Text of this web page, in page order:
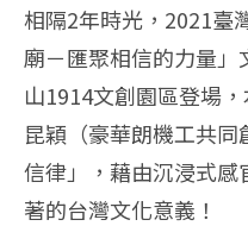
相隔2年時光，2021臺
廟－匯聚相信的力量
山1914文創園區登場
昆穎（豪華朗機工共
信律」，藉由沉浸式
著的台灣文化意義！